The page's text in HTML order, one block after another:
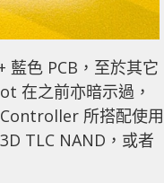
色 PCB，至於其它
在之前亦暗示過，
所搭配使用
TLC NAND，或者